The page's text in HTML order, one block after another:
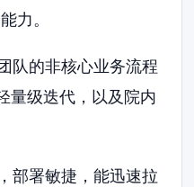
力。
队的非核心业务流程
量级迭代，以及院内
部署敏捷，能迅速拉